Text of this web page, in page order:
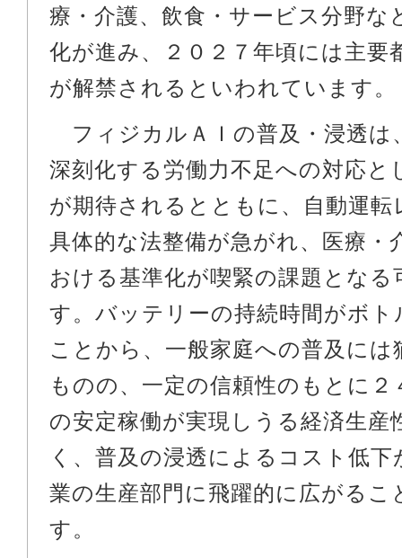
療・介護、飲食・サービス分野な
化が進み、２０２７年頃には主要
が解禁されるといわれています。
フィジカルＡＩの普及・浸透は
深刻化する労働力不足への対応と
が期待されるとともに、自動運
具体的な法整備が急がれ、医療・
おける基準化が喫緊の課題となる
す。バッテリーの持続時間がボ
ことから、一般家庭への普及には
ものの、一定の信頼性のもとに２
の安定稼働が実現しうる経済生産
く、普及の浸透によるコスト低
業の生産部門に飛躍的に広がるこ
す。